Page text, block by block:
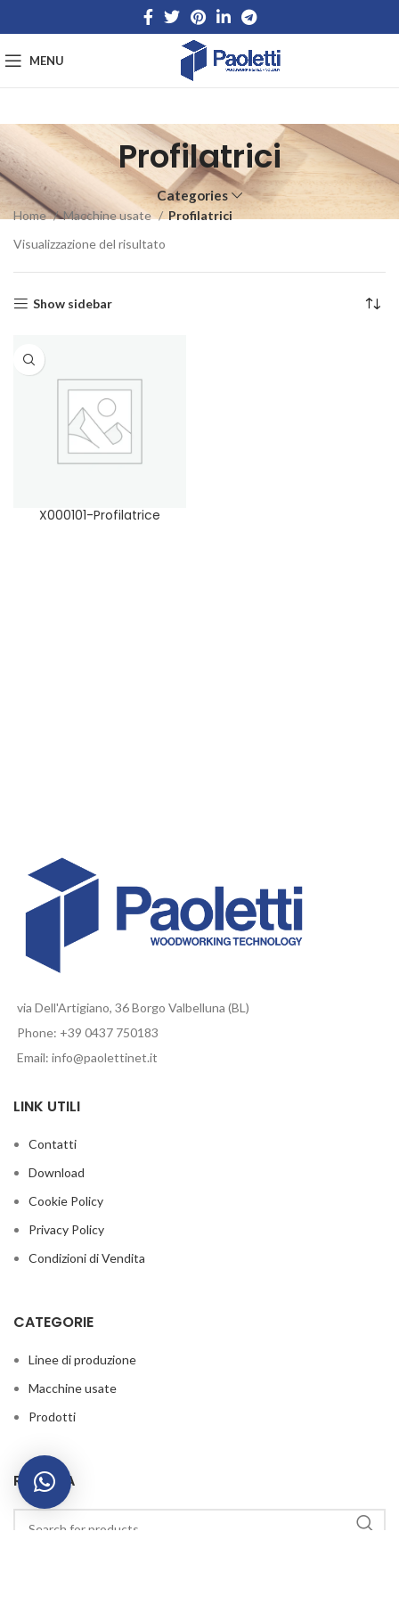
MENU
Profilatrici
Categories
Home Macchine usate
Profilatrici
Visualizzazione del risultato
Show sidebar
X000101-Profilatrice
via Dell'Artigiano, 36 Borgo Valbelluna (BL)
Phone: +39 0437 750183
Email: info@paolettinet.it
LINK UTILI
Contatti
Download
Cookie Policy
Privacy Policy
Condizioni di Vendita
CATEGORIE
Linee di produzione
Macchine usate
Prodotti
RICERCA